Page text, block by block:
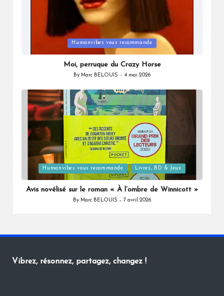
in
Humanvibes vous recommande
Moi, perruque du Crazy Horse
Posted
By Marc BELOUIS 4 mai 2026
Posted
in
Humanvibes vous recommande Livres, BD & Jeux
Avis novélisé sur le roman « À l’ombre de Winnicott »
Posted
By Marc BELOUIS 7 avril 2026
Vibrez, résonnez, partagez, changez !